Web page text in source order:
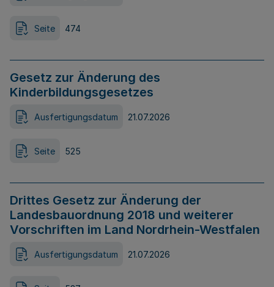
Seite 474
Gesetz zur Änderung des
Kinderbildungsgesetzes
Ausfertigungsdatum 21.07.2026
Seite 525
Drittes Gesetz zur Änderung der
Landesbauordnung 2018 und weiterer
Vorschriften im Land Nordrhein-Westfalen
Ausfertigungsdatum 21.07.2026